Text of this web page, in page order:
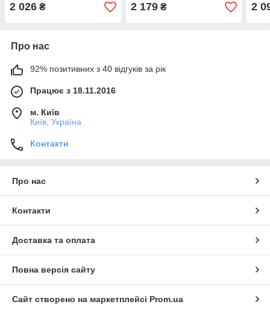
2 026 ₴ 2 179₴ 2
Про нас
92% позитивних з 40 відгуків за рік
Працює з 18.11.2016
м. Київ
Київ, Україна
Контакти
Про нас
Контакти
Доставка та оплата
Повна версія сайту
Сайт створено на маркетплейсі Prom.ua